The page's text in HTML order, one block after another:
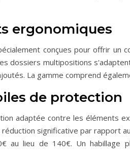
ergonomiques
conçues pour offrir un
dossiers multipositions
La gamme comprend
de protection
adaptée contre les éléments
significative par rapport
au lieu de 140€. Un